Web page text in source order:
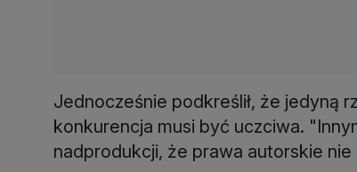
Jednocześnie podkreślił, że jedyną
konkurencja musi być uczciwa.
nadprodukcji, że prawa autorskie nie